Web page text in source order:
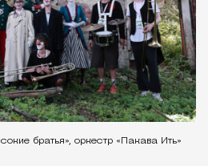
братья», оркестр «Пакава Ить»